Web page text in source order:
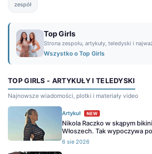
zespół
Top Girls
Strona zespołu, artykuły, teledyski i
Wszystko o Top Girls
TOP GIRLS - ARTYKUŁY I TELEDYSKI
Najnowsze wiadomości, plotki i materiały video
Artykuł NEW
Nikola Raczko w skąpym
Włoszech. Tak wypoczywa
6 sie 2026